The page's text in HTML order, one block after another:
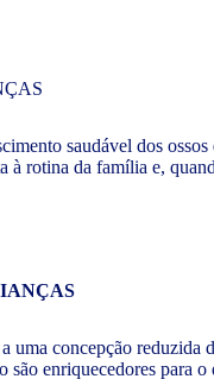
saudável dos
à rotina da família e,
concepção
são enriquecedores para